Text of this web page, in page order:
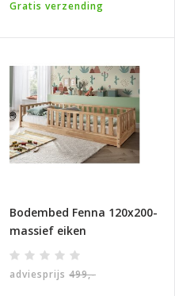
Gratis verzending
Bodembed Fenna 120x200-
massief eiken
adviesprijs 499,-